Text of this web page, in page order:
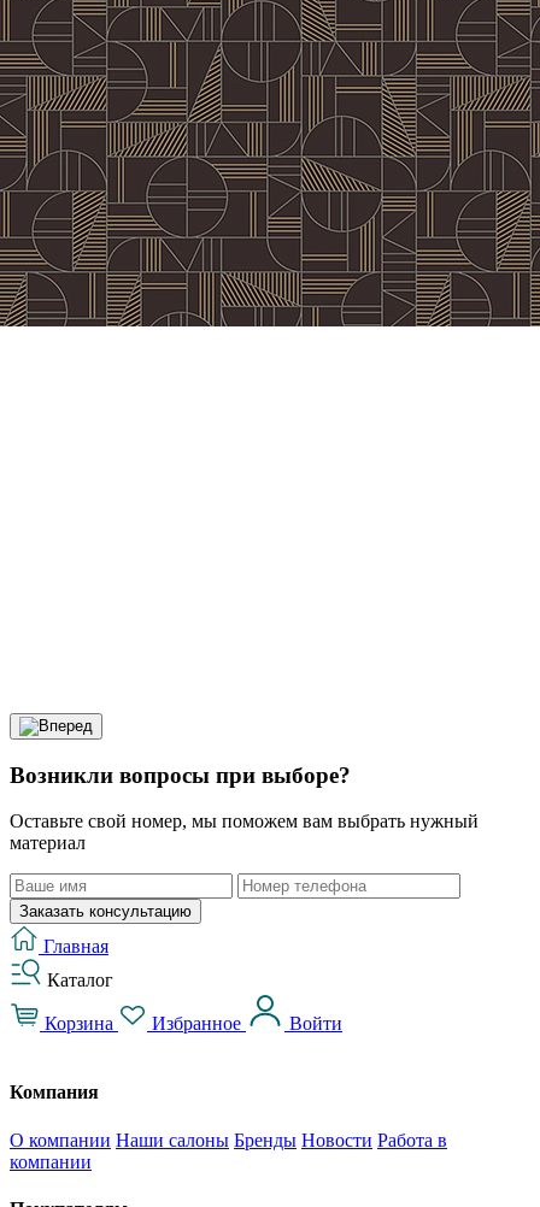
Возникли вопросы при выборе?
Оставьте свой номер, мы поможем вам выбрать нужный
материал
Заказать консультацию
Главная
Каталог
Корзина Избранное Войти
Компания
О компании Наши салоны Бренды Новости Работа в
компании